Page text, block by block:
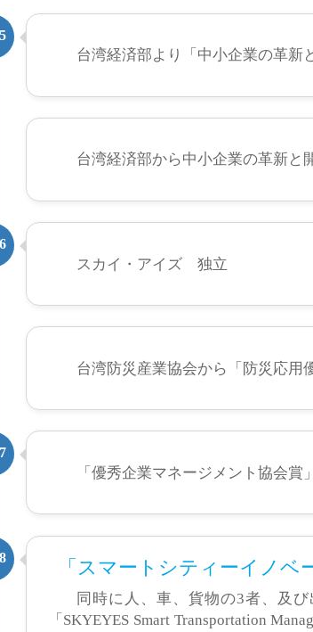
台湾経済部より「中小企業の革新
台湾経済部から中小企業の革新と
スカイ・アイズ 独立
台湾防災産業協会から「防災応用
「優秀企業マネージメント協会賞
「スマートシティーイノ
同時に人、車、貨物の3者、及
「SKYEYES Smart Transportation